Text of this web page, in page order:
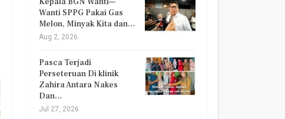
Wanti SPPG Pakai Gas
Melon, Minyak Kita dan…
Aug 2, 2026
Pasca Terjadi
Perseteruan Di klinik
Zahira Antara Nakes
Dan…
Jul 27, 2026